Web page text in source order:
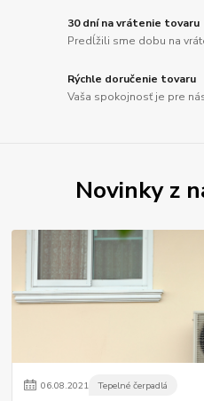
30 dní na vrátenie tovaru
Predĺžili sme dobu na
Rýchle doručenie tovaru
Vaša spokojnosť je pre
Novinky z
06.08.2021 Tepelné čerpadlá